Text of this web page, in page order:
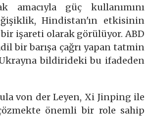
amacıyla güç kullanımını
Hindistan'ın etkisinin
bir işareti olarak görülüyor. ABD
bir barışa çağrı yapan tatmin
bildirideki bu ifadeden
von der Leyen, Xi Jinping ile
önemli bir role sahip